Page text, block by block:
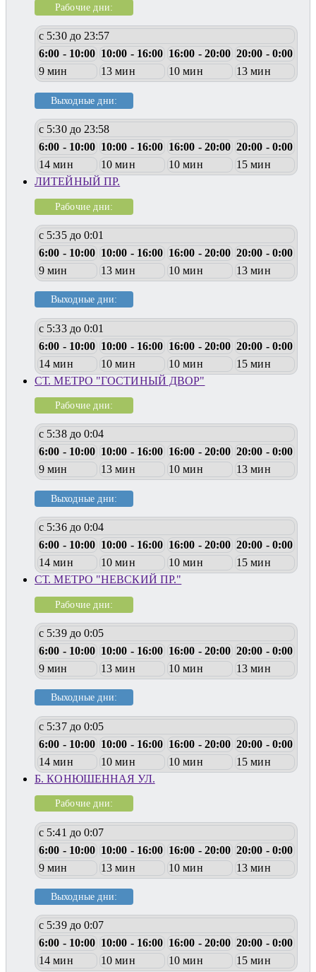
Рабочие дни:
с 5:30 до 23:57
6:00 - 10:00 10:00 - 16:00 16:00 - 20:00 20:00 - 0:00
9 мин
13 мин 10 мин 13 мин
Выходные дни:
с 5:30 до 23:58
6:00 - 10:00 10:00 - 16:00 16:00 - 20:00 20:00 - 0:00
14 мин
10 мин 10 мин
15 мин
ЛИТЕЙНЫЙ ПР.
Рабочие дни:
с 5:35 до 0:01
6:00 - 10:00 10:00 - 16:00 16:00 - 20:00 20:00 - 0:00
9 мин
13 мин 10 мин 13 мин
Выходные дни:
с 5:33 до 0:01
6:00 - 10:00 10:00 - 16:00 16:00 - 20:00 20:00 - 0:00
14 мин
10 мин 10 мин
15 мин
СТ. МЕТРО "ГОСТИНЫЙ ДВОР"
Рабочие дни:
с 5:38 до 0:04
6:00 - 10:00 10:00 - 16:00 16:00 - 20:00 20:00 - 0:00
9 мин
13 мин 10 мин 13 мин
Выходные дни:
с 5:36 до 0:04
6:00 - 10:00 10:00 - 16:00 16:00 - 20:00 20:00 - 0:00
14 мин
10 мин 10 мин
15 мин
СТ. МЕТРО "НЕВСКИЙ ПР."
Рабочие дни:
с 5:39 до 0:05
6:00 - 10:00 10:00 - 16:00 16:00 - 20:00 20:00 - 0:00
9 мин
13 мин 10 мин 13 мин
Выходные дни:
с 5:37 до 0:05
6:00 - 10:00 10:00 - 16:00 16:00 - 20:00 20:00 - 0:00
14 мин
10 мин 10 мин
15 мин
Б. КОНЮШЕННАЯ УЛ.
Рабочие дни:
с 5:41 до 0:07
6:00 - 10:00 10:00 - 16:00 16:00 - 20:00 20:00 - 0:00
9 мин
13 мин 10 мин 13 мин
Выходные дни:
с 5:39 до 0:07
6:00 - 10:00 10:00 - 16:00 16:00 - 20:00 20:00 - 0:00
14 мин
10 мин 10 мин
15 мин